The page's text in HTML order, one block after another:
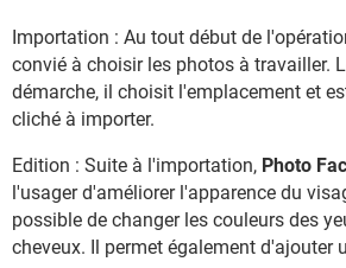
Importation : Au tout début de
convié à choisir les photos à travailler.
démarche, il choisit l'emplacement et
cliché à importer.
Edition : Suite à l'importation, Photo
l'usager d'améliorer l'apparence du
possible de changer les couleurs des
cheveux. Il permet également d'ajouter